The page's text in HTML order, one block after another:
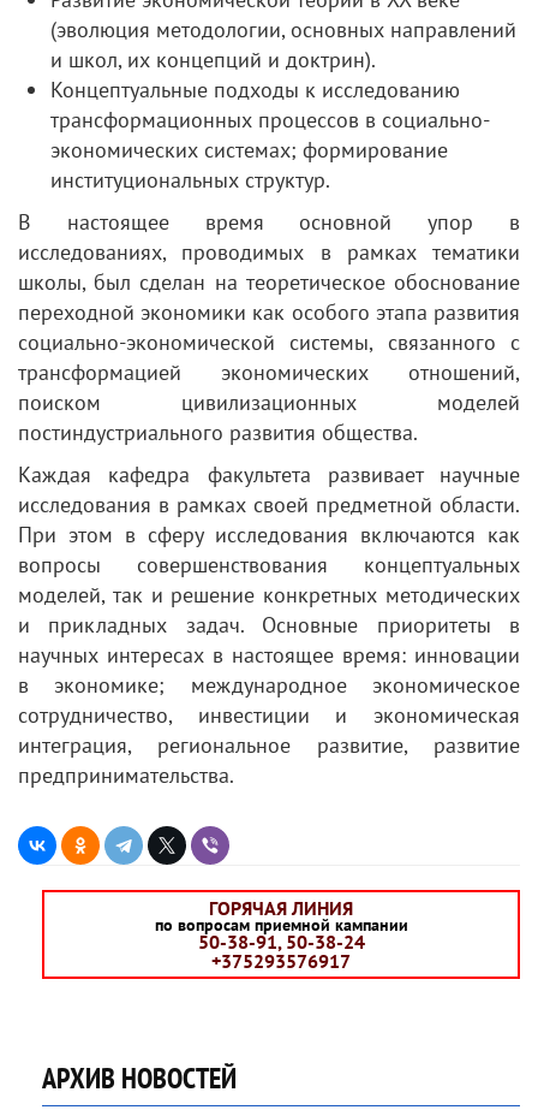
(эволюция методологии, основных направлений
и школ, их концепций и доктрин).
Концептуальные подходы к исследованию
трансформационных процессов в социально-
экономических системах; формирование
институциональных структур.
В настоящее время основной упор в
исследованиях, проводимых в рамках тематики
школы, был сделан на теоретическое обоснование
переходной экономики как особого этапа развития
социально-экономической системы, связанного с
трансформацией экономических отношений,
поиском цивилизационных моделей
постиндустриального развития общества.
Каждая кафедра факультета развивает научные
исследования в рамках своей предметной области.
При этом в сферу исследования включаются как
вопросы совершенствования концептуальных
моделей, так и решение конкретных методических
и прикладных задач. Основные приоритеты в
научных интересах в настоящее время: инновации
в экономике; международное экономическое
сотрудничество, инвестиции и экономическая
интеграция, региональное развитие, развитие
предпринимательства.
ГОРЯЧАЯ ЛИНИЯ
по вопросам приемной кампании
50-38-91, 50-38-24
+375293576917
АРХИВ НОВОСТЕЙ